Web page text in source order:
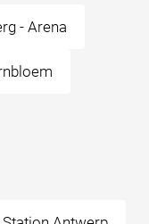
- Arena